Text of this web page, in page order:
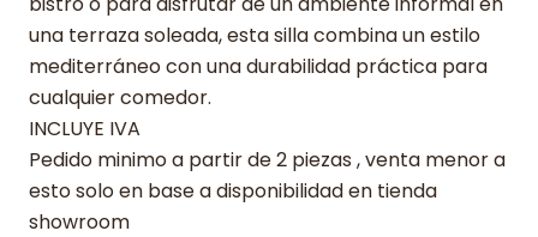
una terraza soleada, esta silla combina un estilo
mediterráneo con una durabilidad práctica para
cualquier comedor.
INCLUYE IVA
Pedido minimo a partir de 2 piezas , venta menor a
esto solo en base a disponibilidad en tienda
showroom